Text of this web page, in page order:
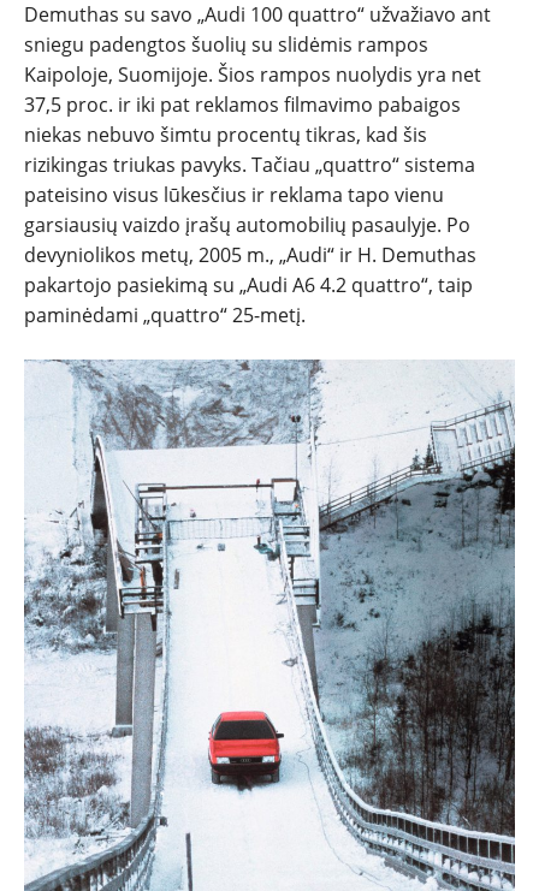
Demuthas su savo „Audi 100 quattro“ užvažiavo ant
sniegu padengtos šuolių su slidėmis rampos
Kaipoloje, Suomijoje. Šios rampos nuolydis yra net
37,5 proc. ir iki pat reklamos filmavimo pabaigos
niekas nebuvo šimtu procentų tikras, kad šis
rizikingas triukas pavyks. Tačiau „quattro“ sistema
pateisino visus lūkesčius ir reklama tapo vienu
garsiausių vaizdo įrašų automobilių pasaulyje. Po
devyniolikos metų, 2005 m., „Audi“ ir H. Demuthas
pakartojo pasiekimą su „Audi A6 4.2 quattro“, taip
paminėdami „quattro“ 25-metį.